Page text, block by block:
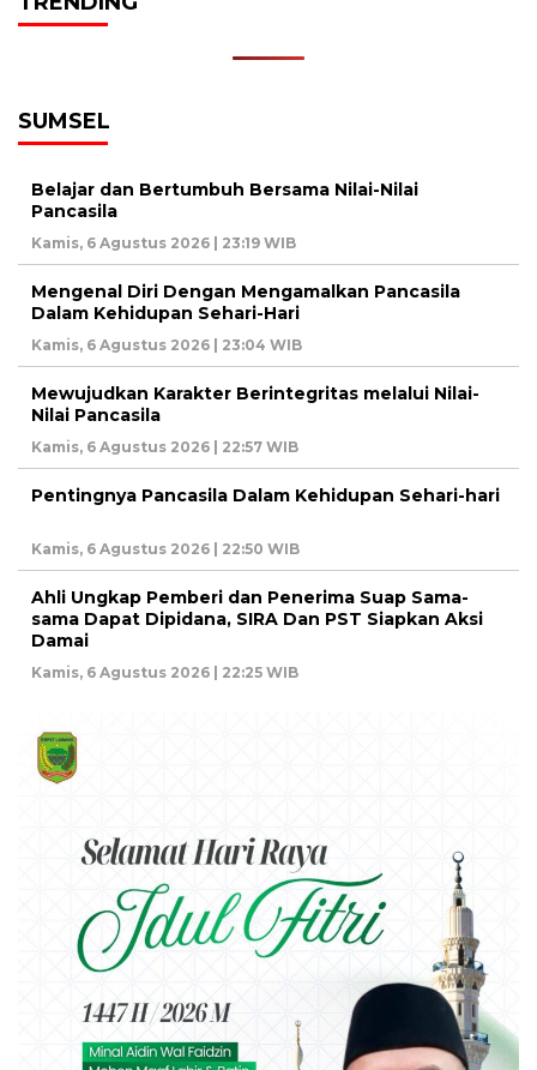
SUMSEL
Belajar dan Bertumbuh Bersama Nilai-Nilai
Pancasila
Kamis, 6 Agustus 2026 | 23:19 WIB
Mengenal Diri Dengan Mengamalkan Pancasila
Dalam Kehidupan Sehari-Hari
Kamis, 6 Agustus 2026 | 23:04 WIB
Mewujudkan Karakter Berintegritas melalui Nilai-
Nilai Pancasila
Kamis, 6 Agustus 2026 | 22:57 WIB
Pentingnya Pancasila Dalam Kehidupan Sehari-hari
Kamis, 6 Agustus 2026 | 22:50 WIB
Ahli Ungkap Pemberi dan Penerima Suap Sama-
sama Dapat Dipidana, SIRA Dan PST Siapkan Aksi
Damai
Kamis, 6 Agustus 2026 | 22:25 WIB